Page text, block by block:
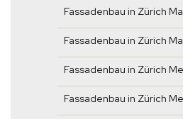
Fassadenbau in Zürich
Fassadenbau in Zürich
Fassadenbau in Zürich
Fassadenbau in Zürich